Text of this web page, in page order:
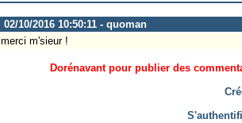
02/10/2016 10:50:11 - quoman
merci m'sieur !
Dorénavant pour publier des